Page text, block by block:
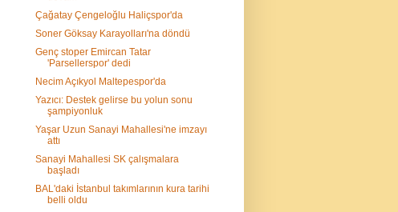
Çağatay Çengeloğlu Haliçspor'da
Soner Göksay Karayolları'na döndü
Genç stoper Emircan Tatar
'Parsellerspor' dedi
Necim Açıkyol Maltepespor'da
Yazıcı: Destek gelirse bu yolun sonu
şampiyonluk
Yaşar Uzun Sanayi Mahallesi'ne imzayı
attı
Sanayi Mahallesi SK çalışmalara
başladı
BAL'daki İstanbul takımlarının kura tarihi
belli oldu